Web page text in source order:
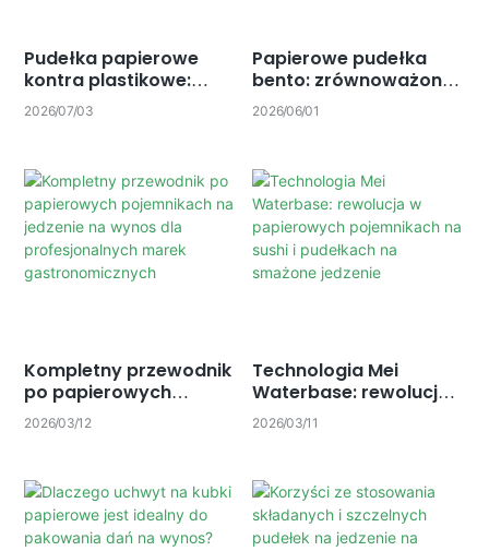
Pudełka papierowe
kontra plastikowe:
Które opakowanie jest
lepsze i bardziej
żywności na wynos i z
dostawą?
20260703
Papierowe pudełka
bento: zrównoważone
rozwiązania
opakowaniowe dla
20260601
Kompletny przewodnik
po papierowych
pojemnikach na
jedzenie na wynos dla
gastronomicznych
20260312
Technologia Mei
Waterbase: rewolucja
w papierowych
pojemnikach na sushi i
jedzenie
20260311